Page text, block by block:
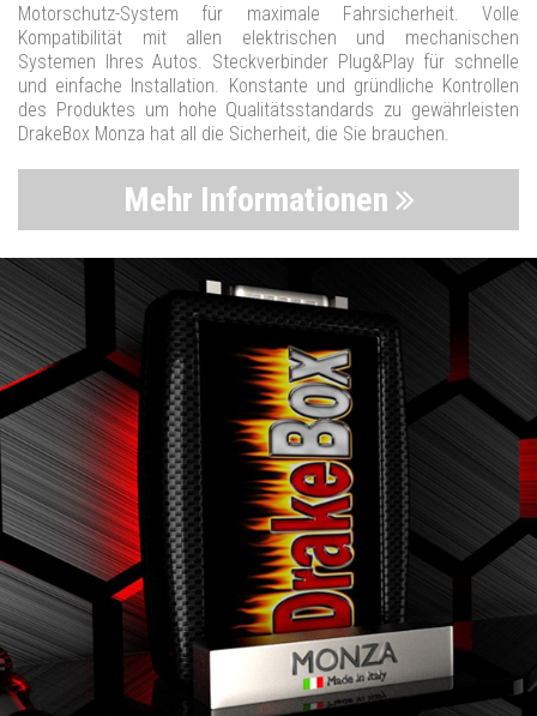
Motorschutz-System für maximale Fahrsicherheit. Volle
Kompatibilität mit allen elektrischen und mechanischen
Systemen Ihres Autos. Steckverbinder Plug&Play für schnelle
und einfache Installation. Konstante und gründliche Kontrollen
des Produktes um hohe Qualitätsstandards zu gewährleisten
DrakeBox Monza hat all die Sicherheit, die Sie brauchen.
Mehr Informationen